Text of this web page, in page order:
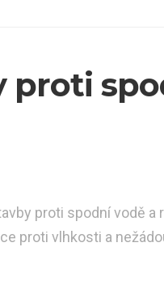
proti
proti spodní vodě a
proti vlhkosti a